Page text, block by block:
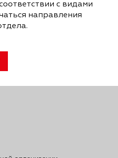
с видами
направления